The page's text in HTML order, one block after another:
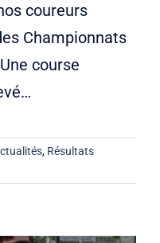
coureurs
Championnats
course
, Résultats